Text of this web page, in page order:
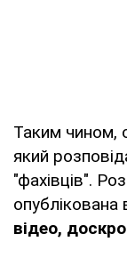
Таким чином,
який
"фахівців".
опублікована
відео,